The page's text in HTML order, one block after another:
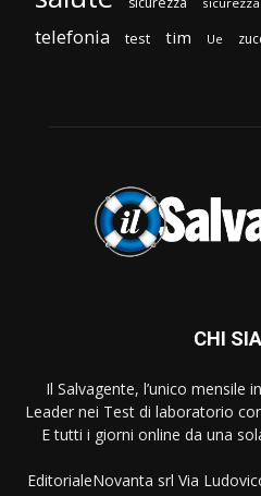
telefonia test tim Ue
CHI
Il Salvagente, l’unico mensile
Leader nei Test di laboratorio
E tutti i giorni online da una
EditorialeNovanta srl Via